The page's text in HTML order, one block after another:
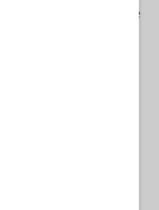
impulso patologico. C'è
lo sostengo con
complessi nevrotici
odi inconsci,
questo programma di
una campagna totale
Ci sono persone